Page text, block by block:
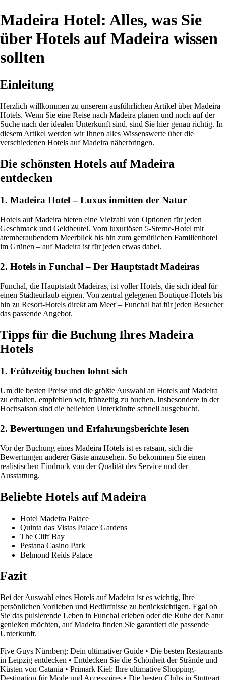
Madeira Hotel: Alles, was Sie
über Hotels auf Madeira wissen
sollten
Einleitung
Herzlich willkommen zu unserem ausführlichen Artikel über Madeira
Hotels. Wenn Sie eine Reise nach Madeira planen und noch auf der
Suche nach der idealen Unterkunft sind, sind Sie hier genau richtig. In
diesem Artikel werden wir Ihnen alles Wissenswerte über die
verschiedenen Hotels auf Madeira näherbringen.
Die schönsten Hotels auf Madeira
entdecken
1. Madeira Hotel – Luxus inmitten der Natur
Hotels auf Madeira bieten eine Vielzahl von Optionen für jeden
Geschmack und Geldbeutel. Vom luxuriösen 5-Sterne-Hotel mit
atemberaubendem Meerblick bis hin zum gemütlichen Familienhotel
im Grünen – auf Madeira ist für jeden etwas dabei.
2. Hotels in Funchal – Der Hauptstadt Madeiras
Funchal, die Hauptstadt Madeiras, ist voller Hotels, die sich ideal für
einen Städteurlaub eignen. Von zentral gelegenen Boutique-Hotels bis
hin zu Resort-Hotels direkt am Meer – Funchal hat für jeden Besucher
das passende Angebot.
Tipps für die Buchung Ihres Madeira
Hotels
1. Frühzeitig buchen lohnt sich
Um die besten Preise und die größte Auswahl an Hotels auf Madeira
zu erhalten, empfehlen wir, frühzeitig zu buchen. Insbesondere in der
Hochsaison sind die beliebten Unterkünfte schnell ausgebucht.
2. Bewertungen und Erfahrungsberichte lesen
Vor der Buchung eines Madeira Hotels ist es ratsam, sich die
Bewertungen anderer Gäste anzusehen. So bekommen Sie einen
realistischen Eindruck von der Qualität des Service und der
Ausstattung.
Beliebte Hotels auf Madeira
Hotel Madeira Palace
Quinta das Vistas Palace Gardens
The Cliff Bay
Pestana Casino Park
Belmond Reids Palace
Fazit
Bei der Auswahl eines Hotels auf Madeira ist es wichtig, Ihre
persönlichen Vorlieben und Bedürfnisse zu berücksichtigen. Egal ob
Sie das pulsierende Leben in Funchal erleben oder die Ruhe der Natur
genießen möchten, auf Madeira finden Sie garantiert die passende
Unterkunft.
Five Guys Nürnberg: Dein ultimativer Guide • Die besten Restaurants
in Leipzig entdecken • Entdecken Sie die Schönheit der Strände und
Küsten von Catania • Primark Kiel: Ihre ultimative Shopping-